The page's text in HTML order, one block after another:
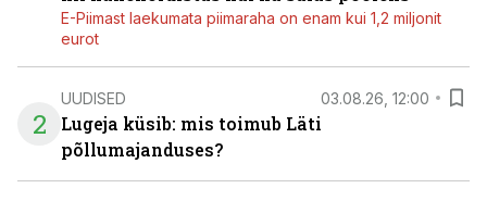
E-Piimast laekumata piimaraha on enam kui 1,2 miljonit
eurot
2
UUDISED 03.08.26, 12:00
Lugeja küsib: mis toimub Läti
põllumajanduses?